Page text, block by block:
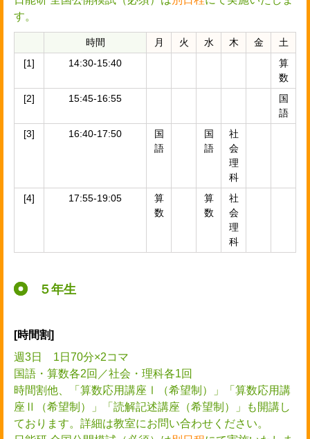
す。
時間 月 火 水 木 金
土
[1]
14:30-15:40
算
数
[2]
15:45-16:55
国
語
[3]
16:40-17:50
国
語
国
語
社
会
理
科
[4]
17:55-19:05
算
数
算
数
社
会
理
科
５年生
[時間割]
週3日 1日70分×2コマ
国語・算数各2回／社会・理科各1回
時間割他、「算数応用講座Ⅰ（希望制）」「算数応用講
座Ⅱ（希望制）」「読解記述講座（希望制）」も開講し
ております。詳細は教室にお問い合わせください。